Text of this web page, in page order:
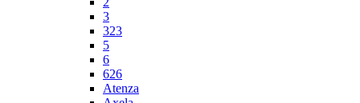
3
323
5
6
626
Atenza